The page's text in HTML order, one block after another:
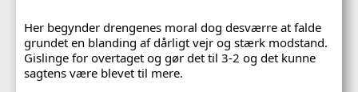
Her begynder drengenes moral dog desværre at falde
grundet en blanding af dårligt vejr og stærk modstand.
Gislinge for overtaget og gør det til 3-2 og det kunne
sagtens være blevet til mere.